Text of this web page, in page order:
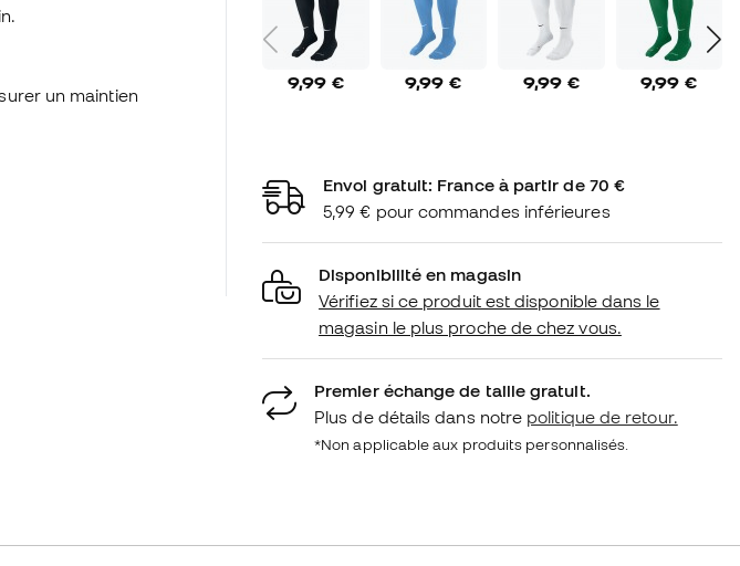
un maintien
9,99 € 9,99 € 9,99 € 9,99 €
Envoi gratuit: France à partir de 70 €
5,99 € pour commandes inférieures
Disponibilité en magasin
Vérifiez si ce produit est disponible dans le
magasin le plus proche de chez vous.
Premier échange de taille gratuit.
Plus de détails dans notre politique de retour.
*Non applicable aux produits personnalisés.